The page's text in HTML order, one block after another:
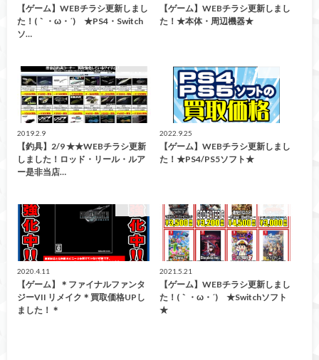
【ゲーム】WEBチラシ更新しまし
た！(｀・ω・´)ゞ★PS4・Switch
ソ…
【ゲーム】WEBチラシ更新しまし
た！★本体・周辺機器★
買取告知
2019.2.9
【釣具】2/9 ★★WEBチラシ更新
しました！ロッド・リール・ルア
ー是非当店…
2022.9.25
【ゲーム】WEBチラシ更新しまし
た！★PS4/PS5ソフト★
買取告知
2020.4.11
【ゲーム】＊ファイナルファンタ
ジーVII リメイク＊買取価格UPし
ました！＊
2021.5.21
【ゲーム】WEBチラシ更新しまし
た！(｀・ω・´)ゞ★Switchソフト
★